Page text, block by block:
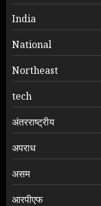
India
National
Northeast
tech
अंतरराष्ट्रीय
अपराध
असम
आरपीएफ